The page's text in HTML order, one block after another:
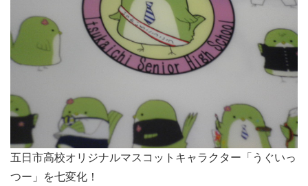
五日市高校オリジナルマスコットキャラクター「うぐいっ
つー」を七変化！